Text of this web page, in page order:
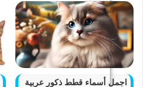
اجمل أسماء قطط ذكور عربية